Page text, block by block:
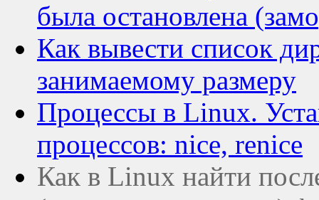
была остановлена
Как вывести список
занимаемому размеру
Процессы в Linux.
процессов: nice, renice
Как в Linux найти